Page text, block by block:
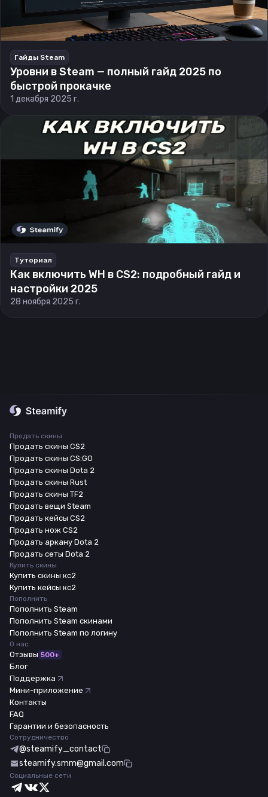
Гайды Steam
Уровни в Steam — полный гайд 2025 по
быстрой прокачке
1 декабря 2025 г.
Туториал
Как включить WH в CS2: подробный гайд и
настройки 2025
28 ноября 2025 г.
Продать скины
Продать скины CS2
Продать скины CS:GO
Продать скины Dota 2
Продать скины Rust
Продать скины TF2
Продать вещи Steam
Продать кейсы CS2
Продать нож CS2
Продать аркану Dota 2
Продать сеты Dota 2
Купить скины
Купить скины кс2
Купить кейсы кс2
Пополнить
Пополнить Steam
Пополнить Steam скинами
Пополнить Steam по логину
О нас
Отзывы 500+
Блог
Поддержка
Мини-приложение
Контакты
FAQ
Гарантии и безопасность
Сотрудничество
@steamify_contact
steamify.smm@gmail.com
Социальные сети